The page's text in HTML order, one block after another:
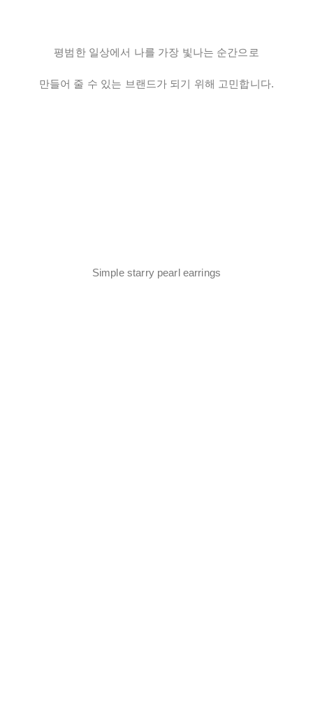
평범한 일상에서 나를 가장 빛나는 순간으로
만들어 줄 수 있는 브랜드가 되기 위해 고민합니다.
Simple starry pearl earrings